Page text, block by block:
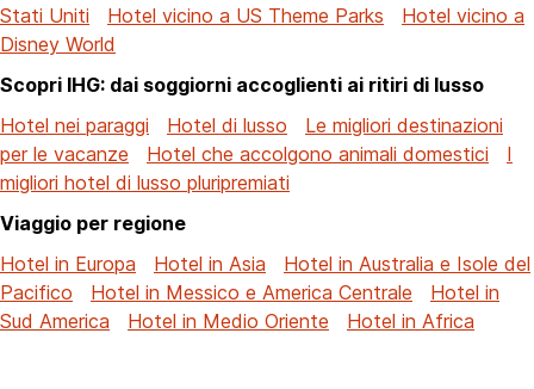
Stati Uniti
Hotel vicino a US Theme Parks
Hotel vicino a
Disney World
Scopri IHG: dai soggiorni accoglienti ai ritiri di lusso
Hotel nei paraggi
Hotel di lusso
Le migliori destinazioni
per le vacanze
Hotel che accolgono animali domestici
I
migliori hotel di lusso pluripremiati
Viaggio per regione
Hotel in Europa
Hotel in Asia
Hotel in Australia e Isole del
Pacifico
Hotel in Messico e America Centrale
Hotel in
Sud America
Hotel in Medio Oriente Hotel in Africa